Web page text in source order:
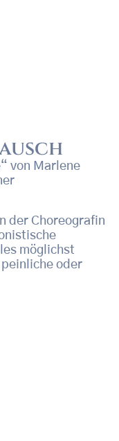
von Marlene
der Choreografin
möglichst
oder